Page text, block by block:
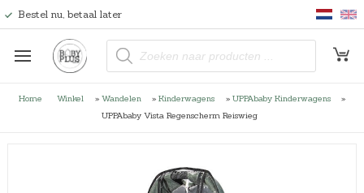
Bestel nu, betaal later
P
o
c
t
Home Winkel » Wandelen » Kinderwagens » UPPAbaby Kinderwagens
»
UPPAbaby Vista Regenscherm Reiswieg